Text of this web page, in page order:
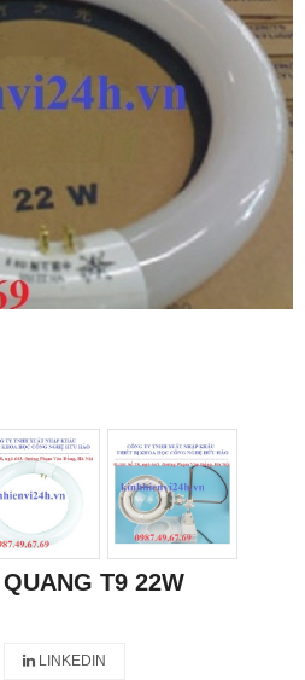
T9 22W
LINKEDIN